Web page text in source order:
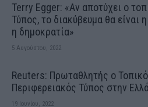
Terry Egger: «Αν αποτύχει ο
Τύπος, το διακύβευμα θα είναι η
η δημοκρατία»
5 Αυγούστου, 2022
Reuters: Πρωταθλητής ο
Περιφερειακός Τύπος στην
19 Ιουνίου, 2022